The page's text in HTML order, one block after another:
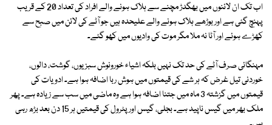
اب تک ان لائنوں میں بھگدڑ مچنے سے ہلاک ہونے والے افراد کی تعداد 20 کے قریب
پہنچ گئی ہے اور بوڑھے ہلاک ہونے والے علیحدہ ہیں جو آٹے کی لائن میں صبح سے
کھڑے ہوئے اور آٹا نہ ملا مگر موت کی وادیوں میں کھو گئے۔
مہنگائی صرف آٹے کی حد تک نہیں بلکہ اشیاء خورونوش سبزیوں، گوشت، دالوں،
خوردنی تیل غرض کہ ہر شے کی قیمتوں میں ہوش ربا اضافہ ہوا ہے۔ ادویات کی
قیمتوں میں گزشتہ 3 ماہ میں جتنا اضافہ ہوا ہے وہ ماضی میں سب سے زیادہ ہے۔ پھر
ملک بھر میں گیس ناپید ہے۔ بجلی، گیس اور پٹرول کی قیمتیں ہر 15 دن بعد بڑھ رہی